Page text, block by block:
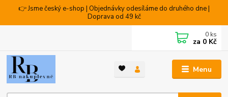
👉 Jsme český e-shop | Objednávky odesíláme do druhého dne |
Doprava od 49 kč
Menu
0 ks
za 0 Kč